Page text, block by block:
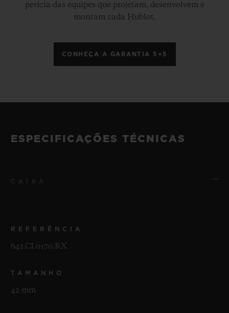
perícia das equipes que projetam, desenvolvem e
montam cada Hublot.
CONHEÇA A GARANTIA 5+5
ESPECIFICAÇÕES TÉCNICAS
REFERÊNCIA
642.CI.0170.RX
TAMANHO
42 mm